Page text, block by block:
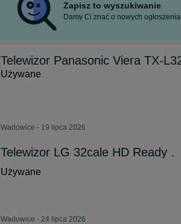
Zapisz to wyszukiwanie
Damy Ci znać o nowych
Telewizor Panasonic Viera TX-
Używane
Wadowice - 19 lipca 2026
Telewizor LG 32cale HD Ready .
Używane
Wadowice - 24 lipca 2026